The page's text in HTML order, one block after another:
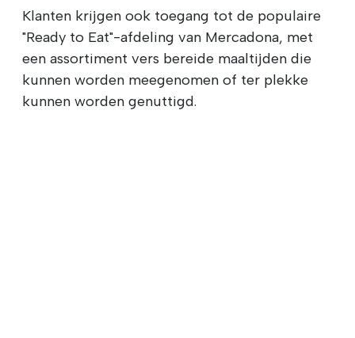
Klanten krijgen ook toegang tot de populaire
"Ready to Eat"-afdeling van Mercadona, met
een assortiment vers bereide maaltijden die
kunnen worden meegenomen of ter plekke
kunnen worden genuttigd.